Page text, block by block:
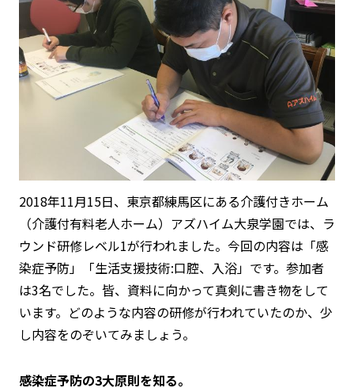
2018年11月15日、東京都練馬区にある介護付きホーム
（介護付有料老人ホーム）アズハイム大泉学園では、ラ
ウンド研修レベル1が行われました。今回の内容は「感
染症予防」「生活支援技術:口腔、入浴」です。参加者
は3名でした。皆、資料に向かって真剣に書き物をして
います。どのような内容の研修が行われていたのか、少
し内容をのぞいてみましょう。
感染症予防の3大原則を知る。